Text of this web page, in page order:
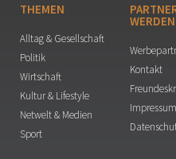
THEMEN
Alltag & Gesellschaft
Politik
Wirtschaft
Kultur & Lifestyle
Netwelt & Medien
Sport
WERDEN
Kontakt
Impressum